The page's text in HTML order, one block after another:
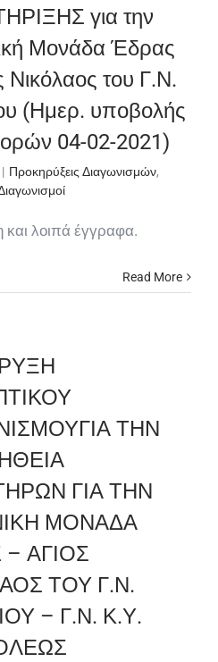
για την
Μονάδα Έδρας
Νικόλαος του Γ.Ν.
(Ημερ. υποβολής
04-02-2021)
| Προκηρύξεις Διαγωνισμών,
και λοιπά έγγραφα.
Read More
ΤΗΝ
ΓΙΑ ΤΗΝ
ΜΟΝΑΔΑ
ΑΓΙΟΣ
ΤΟΥ Γ.Ν.
– Γ.Ν. Κ.Υ.